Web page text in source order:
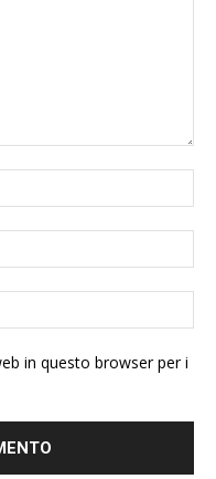
in questo browser per i